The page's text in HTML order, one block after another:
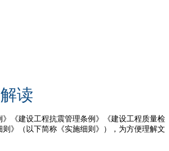
读
《建设工程抗震管理条例》《建设工程质量检
》（以下简称《实施细则》），为方便理解文